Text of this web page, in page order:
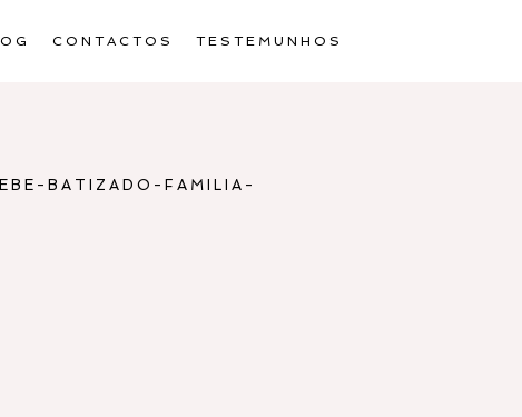
CONTACTOS TESTEMUNHOS
BATIZADO-FAMILIA-